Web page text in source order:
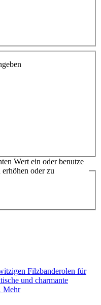
Wert ein oder benutze
oder zu
Filzbanderolen für
und charmante
Mehr